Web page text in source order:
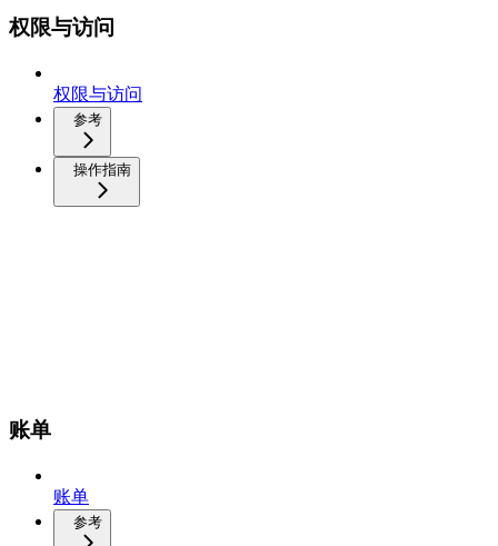
权限与访问
权限与访问
参考
操作指南
账单
账单
参考